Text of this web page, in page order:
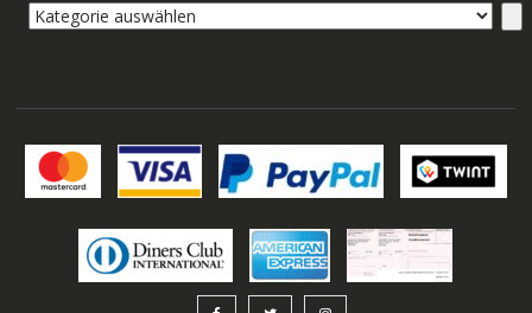
Kategorie